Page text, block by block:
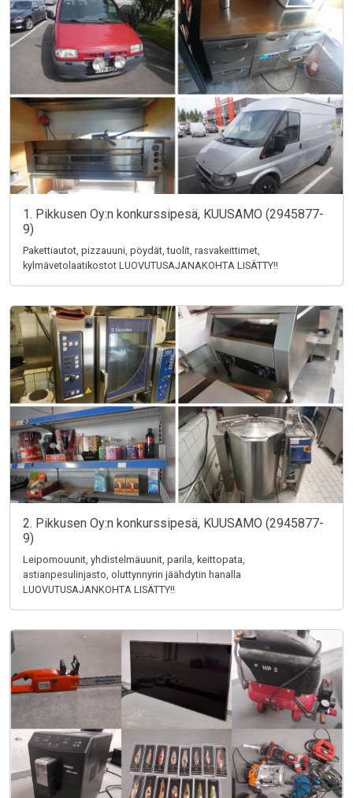
1. Pikkusen Oy:n konkurssipesä, KUUSAMO (2945877-
9)
Pakettiautot, pizzauuni, pöydät, tuolit, rasvakeittimet,
kylmävetolaatikostot LUOVUTUSAJANAKOHTA LISÄTTY!!
2. Pikkusen Oy:n konkurssipesä, KUUSAMO (2945877-
9)
Leipomouunit, yhdistelmäuunit, parila, keittopata,
astianpesulinjasto, oluttynnyrin jäähdytin hanalla
LUOVUTUSAJANKOHTA LISÄTTY!!